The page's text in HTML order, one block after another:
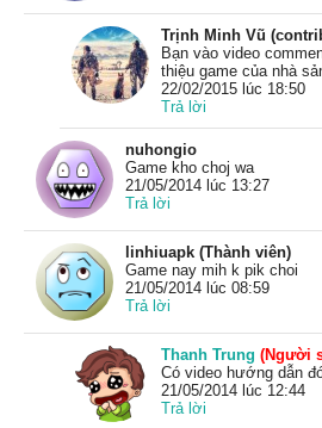
Trịnh Minh Vũ
Bạn vào video
thiệu game của nhà
22/02/2015 lúc 18:50
Trả lời
nuhongio
Game kho choj wa
21/05/2014 lúc 13:27
Trả lời
linhiuapk (Thành viên)
Game nay mih k pik choi
21/05/2014 lúc 08:59
Trả lời
Thanh Trung (Người
Có video hướng dẫn
21/05/2014 lúc 12:44
Trả lời